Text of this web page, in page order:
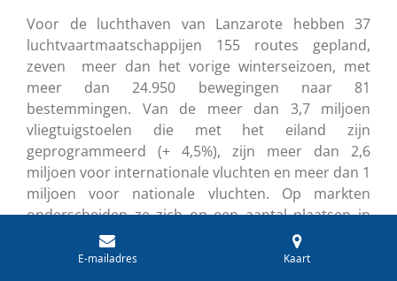
Voor de luchthaven van Lanzarote hebben 37
luchtvaartmaatschappijen 155 routes gepland,
zeven meer dan het vorige winterseizoen, met
meer dan 24.950 bewegingen naar 81
bestemmingen. Van de meer dan 3,7 miljoen
vliegtuigstoelen die met het eiland zijn
geprogrammeerd (+ 4,5%), zijn meer dan 2,6
miljoen voor internationale vluchten en meer dan 1
miljoen voor nationale vluchten. Op markten
onderscheiden ze zich op een aantal plaatsen in
het Verenigd Koninkrijk, met de verbindingen op
het hoofd van Manchester en Londen-Gatwick, de
E-mailadres Kaart